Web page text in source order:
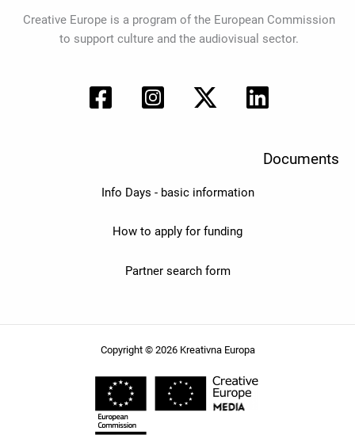
Creative Europe is a program of the European Commission
to support culture and the audiovisual sector.
Documents
Info Days - basic information
How to apply for funding
Partner search form
Copyright © 2026 Kreativna Europa